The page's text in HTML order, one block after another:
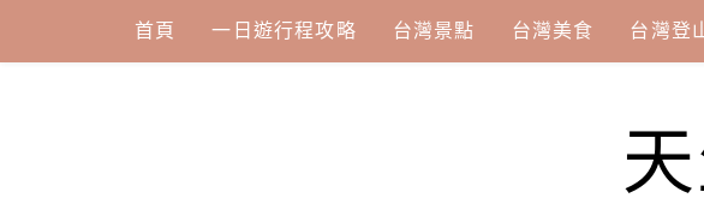
content
首頁 一日遊行程攻略 台灣景點 台灣美食 台灣登